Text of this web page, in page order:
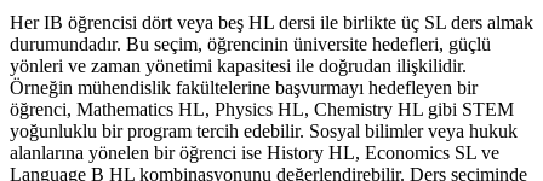
Her IB öğrencisi dört veya beş HL dersi ile birlikte üç SL ders almak
durumundadır. Bu seçim, öğrencinin üniversite hedefleri, güçlü
yönleri ve zaman yönetimi kapasitesi ile doğrudan ilişkilidir.
Örneğin mühendislik fakültelerine başvurmayı hedefleyen bir
öğrenci, Mathematics HL, Physics HL, Chemistry HL gibi STEM
yoğunluklu bir program tercih edebilir. Sosyal bilimler veya hukuk
alanlarına yönelen bir öğrenci ise History HL, Economics SL ve
Language B HL kombinasyonunu değerlendirebilir. Ders seçiminde